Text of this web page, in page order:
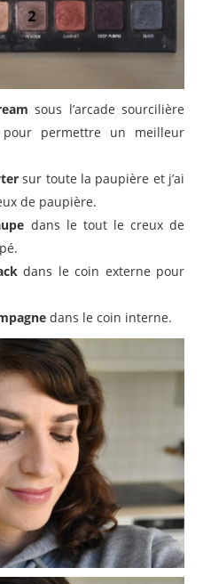
sous l’arcade sourcilière
permettre un meilleur
sur toute la paupière et j’ai
de paupière.
dans le tout le creux de
dans le coin externe pour
dans le coin interne.